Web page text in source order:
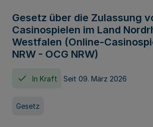
Gesetz über die Zulassung
Casinospielen im Land
Westfalen (Online-
NRW - OCG NRW)
In Kraft Seit 09. März 2026
Gesetz